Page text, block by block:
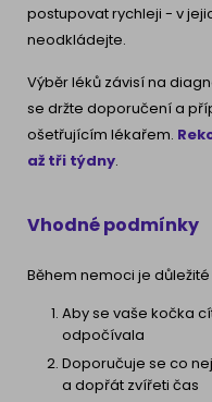
postupovat rychleji - v
neodkládejte.
Výběr léků závisí na
se držte doporučení a
ošetřujícím lékařem.
až tři týdny.
Vhodné podmínky
Během nemoci je důležité
Aby se vaše kočka
odpočívala
Doporučuje se co
a dopřát zvířeti čas